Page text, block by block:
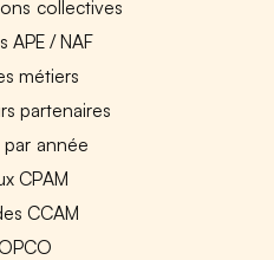
collectives
APE / NAF
métiers
partenaires
par année
CPAM
CCAM